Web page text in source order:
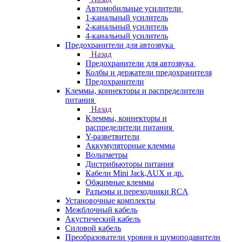
Автомобильные усилители
1-канальный усилитель
2-канальный усилитель
4-канальный усилитель
Предохранители для автозвука
Назад
Предохранители для автозвука
Колбы и держатели предохранителя
Предохранители
Клеммы, коннекторы и распределители
питания
Назад
Клеммы, коннекторы и
распределители питания
Y-разветвители
Аккумуляторные клеммы
Вольтметры
Дистрибьюторы питания
Кабели Mini Jack,AUX и др.
Обжимные клеммы
Разъемы и переходники RCA
Установочные комплекты
Межблочный кабель
Акустический кабель
Силовой кабель
Преобразователи уровня и шумоподавители